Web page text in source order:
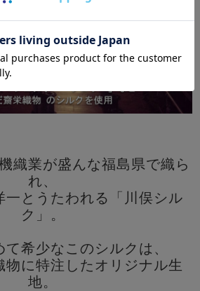
織業が盛んな福島県で織ら
れ、
一とうたわれる「川俣シル
ク」。
て希少なこのシルクは、
物に特注したオリジナル生
地。